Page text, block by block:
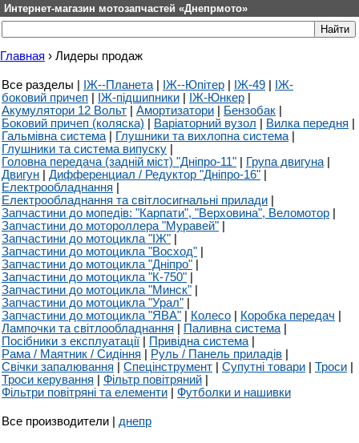
Интернет-магазин мотозапчастей «Днепрмото»
Главная › Лидеры продаж
Все разделы ІЖ--Планета ІЖ--Юпітер ІЖ-49
ІЖ-
боковий причеп
ІЖ-підшипники ІЖ-Юнкер
Акумулятори 12 Вольт
Амортизатори Бензобак
Боковий причеп (коляска)
Варіаторний вузол Вилка передня
Гальмівна система
Глушники та вихлопна система
Глушники та система випуску
Головна передача (задній міст) "Дніпро-11"
Група двигуна
Двигун
Дифференциал / Редуктор "Дніпро-16"
Електрообладнання
Електрообладнання та світлосигнальні прилади
Запчастини до мопедів: "Карпати", "Верховина", Веломотор
Запчастини до мотороллера "Муравей"
Запчастини до мотоцикла "ІЖ"
Запчастини до мотоцикла "Восход"
Запчастини до мотоцикла "Дніпро"
Запчастини до мотоцикла "К-750"
Запчастини до мотоцикла "Минск"
Запчастини до мотоцикла "Урал"
Запчастини до мотоцикла "ЯВА"
Колесо Коробка передач
Лампочки та світлообладнання
Паливна система
Посібники з експлуатації
Привідна система
Рама / Маятник / Сидіння
Руль / Панель приладів
Свічки запалювання
Спецінструмент Супутні товари Троси
Троси керування
Фільтр повітряний
Фільтри повітряні та елементи
Футболки и нашивки
Все производители днепр